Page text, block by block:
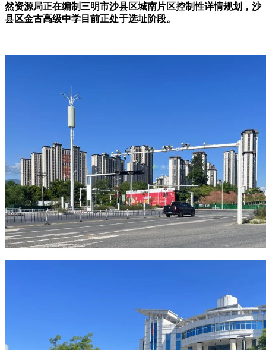
然资源局正在编制三明市沙县区城南片区控制性详情规划，沙
县区金古高级中学目前正处于选址阶段。